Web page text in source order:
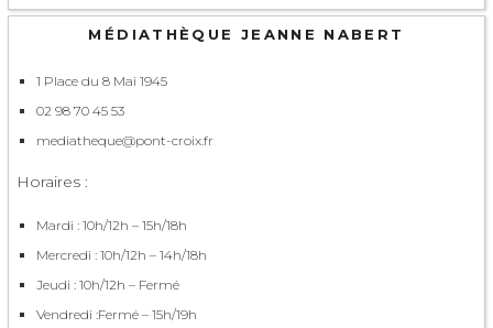
MÉDIATHÈQUE JEANNE NABERT
1 Place du 8 Mai 1945
02 98 70 45 53
mediatheque@pont-croix.fr
Horaires :
Mardi : 10h/12h – 15h/18h
Mercredi : 10h/12h – 14h/18h
Jeudi : 10h/12h – Fermé
Vendredi :Fermé – 15h/19h